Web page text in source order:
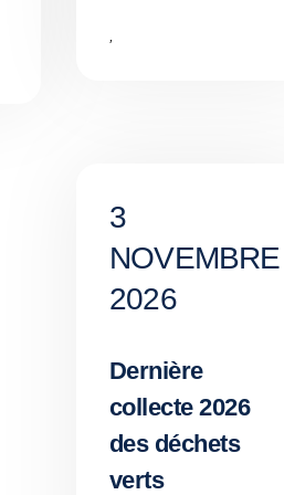
,
3
NOVEMBRE
2026
Dernière
collecte 2026
des déchets
verts